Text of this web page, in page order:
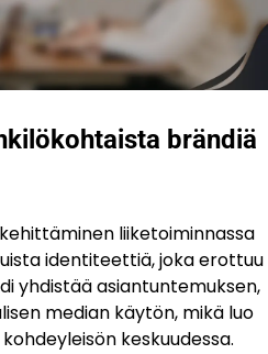
brändiä
liiketoiminnassa
identiteettiä, joka erottuu
yhdistää asiantuntemuksen,
median käytön, mikä luo
keskuudessa.